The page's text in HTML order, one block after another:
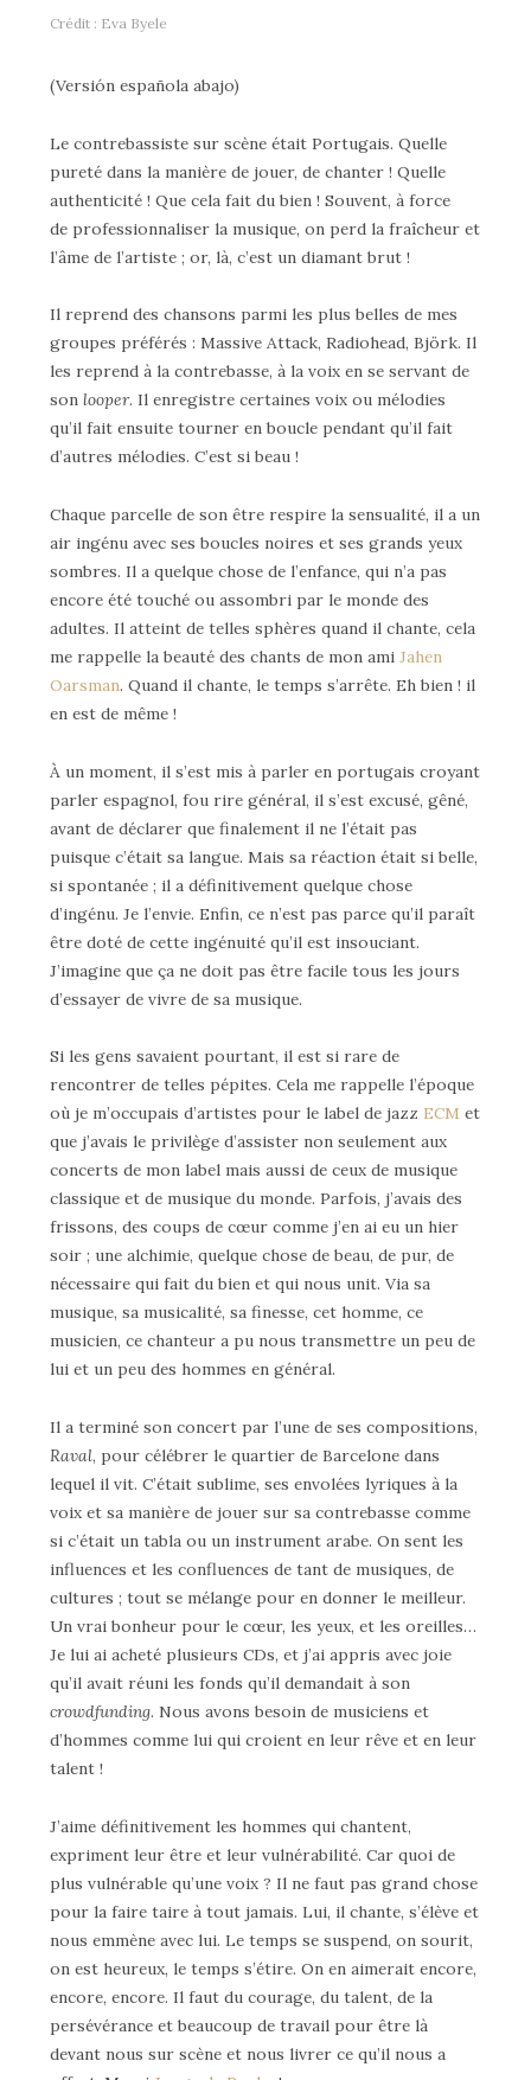
Crédit : Eva Byele
(Versión española abajo)
Le contrebassiste sur scène était Portugais. Quelle
pureté dans la manière de jouer, de chanter ! Quelle
authenticité ! Que cela fait du bien ! Souvent, à force
de professionnaliser la musique, on perd la fraîcheur et
l’âme de l’artiste ; or, là, c’est un diamant brut !
Il reprend des chansons parmi les plus belles de mes
groupes préférés : Massive Attack, Radiohead, Björk. Il
les reprend à la contrebasse, à la voix en se servant de
son looper. Il enregistre certaines voix ou mélodies
qu’il fait ensuite tourner en boucle pendant qu’il fait
d’autres mélodies. C’est si beau !
Chaque parcelle de son être respire la sensualité, il a un
air ingénu avec ses boucles noires et ses grands yeux
sombres. Il a quelque chose de l’enfance, qui n’a pas
encore été touché ou assombri par le monde des
adultes. Il atteint de telles sphères quand il chante, cela
me rappelle la beauté des chants de mon ami Jahen
Oarsman. Quand il chante, le temps s’arrête. Eh bien ! il
en est de même !
À un moment, il s’est mis à parler en portugais croyant
parler espagnol, fou rire général, il s’est excusé, gêné,
avant de déclarer que finalement il ne l’était pas
puisque c’était sa langue. Mais sa réaction était si belle,
si spontanée ; il a définitivement quelque chose
d’ingénu. Je l’envie. Enfin, ce n’est pas parce qu’il paraît
être doté de cette ingénuité qu’il est insouciant.
J’imagine que ça ne doit pas être facile tous les jours
d’essayer de vivre de sa musique.
Si les gens savaient pourtant, il est si rare de
rencontrer de telles pépites. Cela me rappelle l’époque
où je m’occupais d’artistes pour le label de jazz ECM et
que j’avais le privilège d’assister non seulement aux
concerts de mon label mais aussi de ceux de musique
classique et de musique du monde. Parfois, j’avais des
frissons, des coups de cœur comme j’en ai eu un hier
soir ; une alchimie, quelque chose de beau, de pur, de
nécessaire qui fait du bien et qui nous unit. Via sa
musique, sa musicalité, sa finesse, cet homme, ce
musicien, ce chanteur a pu nous transmettre un peu de
lui et un peu des hommes en général.
Il a terminé son concert par l’une de ses compositions,
Raval, pour célébrer le quartier de Barcelone dans
lequel il vit. C’était sublime, ses envolées lyriques à la
voix et sa manière de jouer sur sa contrebasse comme
si c’était un tabla ou un instrument arabe. On sent les
influences et les confluences de tant de musiques, de
cultures ; tout se mélange pour en donner le meilleur.
Un vrai bonheur pour le cœur, les yeux, et les oreilles…
Je lui ai acheté plusieurs CDs, et j’ai appris avec joie
qu’il avait réuni les fonds qu’il demandait à son
crowdfunding. Nous avons besoin de musiciens et
d’hommes comme lui qui croient en leur rêve et en leur
talent !
J’aime définitivement les hommes qui chantent,
expriment leur être et leur vulnérabilité. Car quoi de
plus vulnérable qu’une voix ? Il ne faut pas grand chose
pour la faire taire à tout jamais. Lui, il chante, s’élève et
nous emmène avec lui. Le temps se suspend, on sourit,
on est heureux, le temps s’étire. On en aimerait encore,
encore, encore. Il faut du courage, du talent, de la
persévérance et beaucoup de travail pour être là
devant nous sur scène et nous livrer ce qu’il nous a